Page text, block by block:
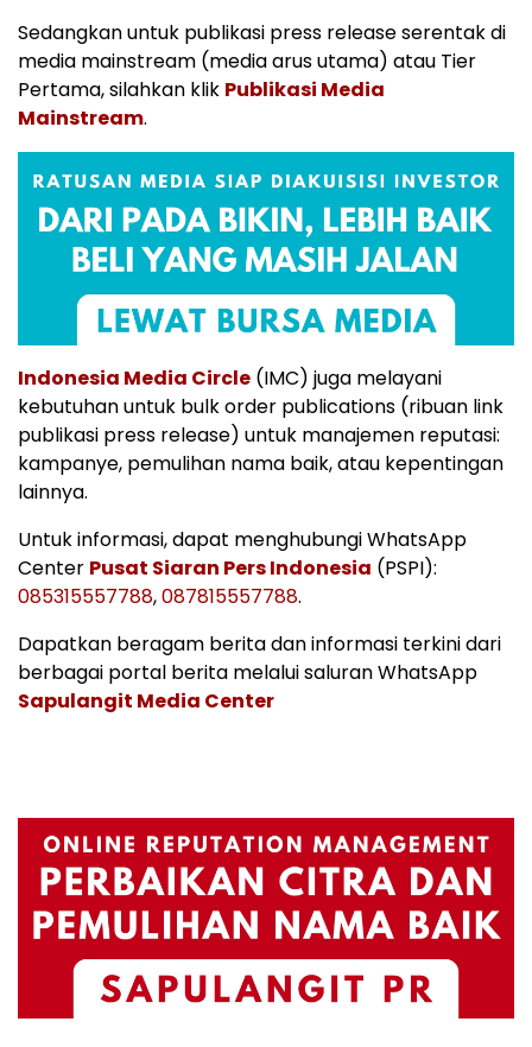
Sedangkan untuk publikasi press release serentak di
media mainstream (media arus utama) atau Tier
Pertama, silahkan klik Publikasi Media
Mainstream.
Indonesia Media Circle (IMC) juga melayani
kebutuhan untuk bulk order publications (ribuan link
publikasi press release) untuk manajemen reputasi:
kampanye, pemulihan nama baik, atau kepentingan
lainnya.
Untuk informasi, dapat menghubungi WhatsApp
Center Pusat Siaran Pers Indonesia (PSPI):
085315557788,087815557788.
Dapatkan beragam berita dan informasi terkini dari
berbagai portal berita melalui saluran WhatsApp
Sapulangit Media Center